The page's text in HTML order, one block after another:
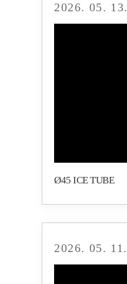
2026. 05. 13.
Ø45 ICE TUBE
2026. 05. 11.